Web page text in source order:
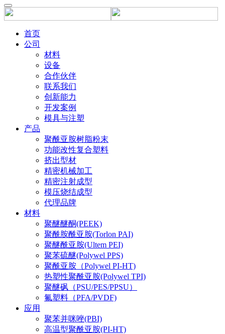
首页
公司
材料
设备
合作伙伴
联系我们
创新能力
开发案例
模具与注塑
产品
聚酰亚胺树脂粉末
功能改性复合塑料
挤出型材
精密机械加工
精密注射成型
模压烧结成型
代理品牌
材料
聚醚醚酮(PEEK)
聚酰胺酰亚胺(Torlon PAI)
聚醚酰亚胺(Ultem PEI)
聚苯硫醚(Polywel PPS)
聚酰亚胺（Polywel PI-HT)
热塑性聚酰亚胺(Polywel TPI)
聚醚砜（PSU/PES/PPSU）
氟塑料（PFA/PVDF)
应用
聚苯并咪唑(PBI)
高温型聚酰亚胺(PI-HT)